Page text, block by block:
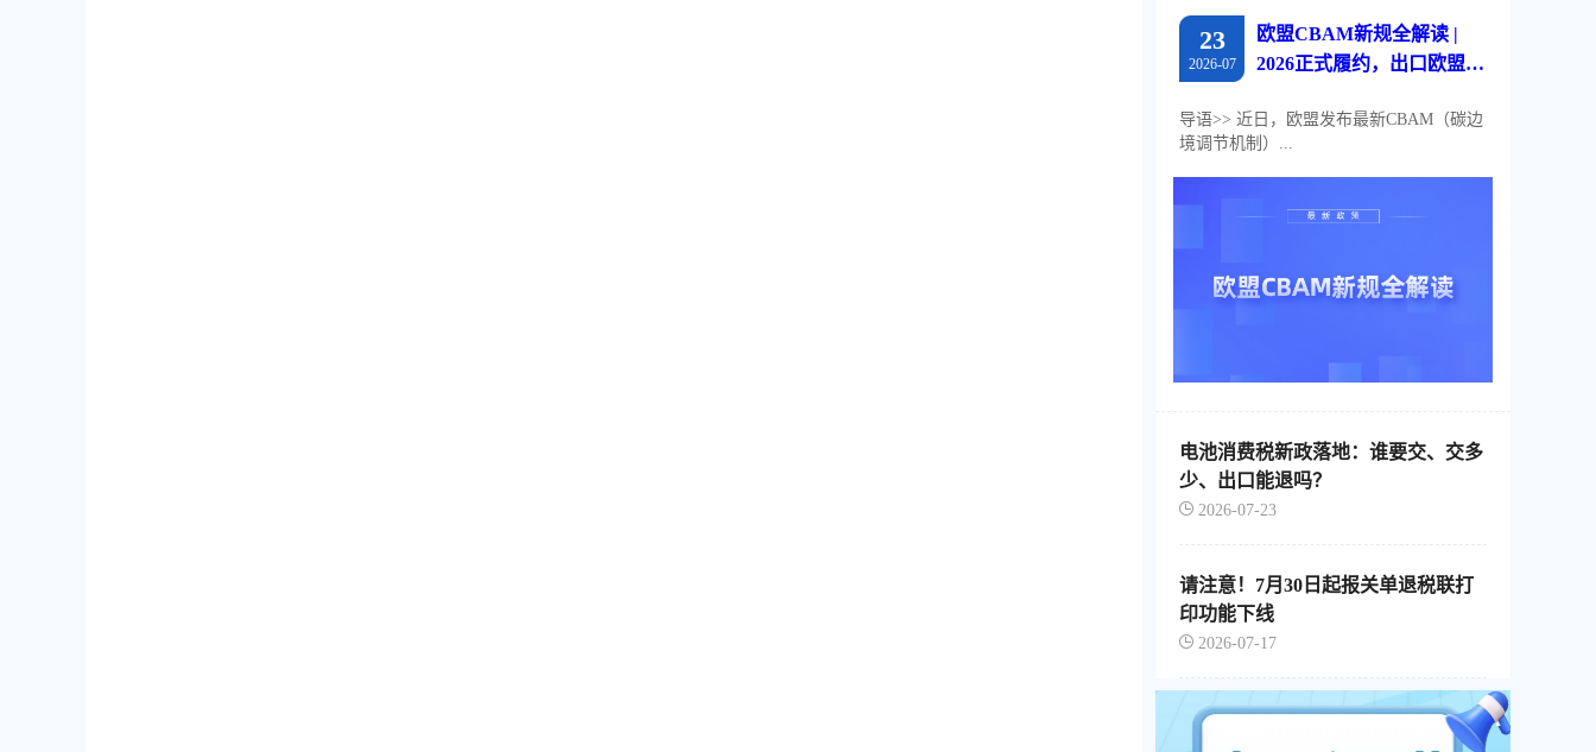
23
2026-07
欧盟CBAM新规全解读 |
2026正式履约，出口欧盟企
导语>> 近日，欧盟发布最新CBAM（碳边
境调节机制）...
电池消费税新政落地：谁要交、交多
少、出口能退吗？
2026-07-23
请注意！7月30日起报关单退税联打
印功能下线
2026-07-17